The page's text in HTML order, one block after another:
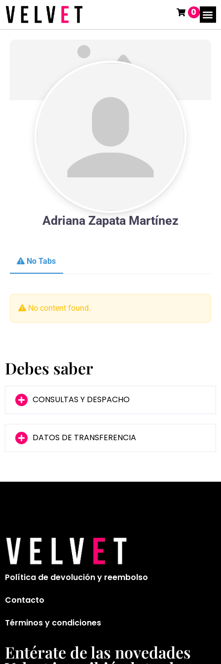
0
Adriana Zapata Martínez
No Tabs
No content found.
Debes saber
CONSULTAS Y DESPACHO
DATOS DE TRANSFERENCIA
Política de devolución y reembolso
Contacto
Términos y condiciones
Entérate de las novedades